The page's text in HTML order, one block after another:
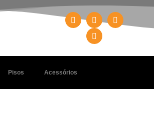
Pisos Acessórios